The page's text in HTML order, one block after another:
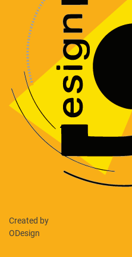
Created by
ODesign